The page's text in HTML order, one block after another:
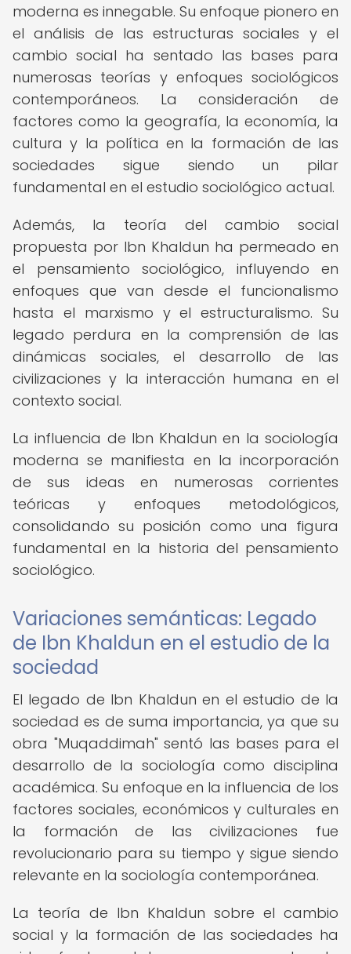
moderna es innegable. Su enfoque pionero en
el análisis de las estructuras sociales y el
cambio social ha sentado las bases para
numerosas teorías y enfoques sociológicos
contemporáneos. La consideración de
factores como la geografía, la economía, la
cultura y la política en la formación de las
sociedades sigue siendo un pilar
fundamental en el estudio sociológico actual.
Además, la teoría del cambio social
propuesta por Ibn Khaldun ha permeado en
el pensamiento sociológico, influyendo en
enfoques que van desde el funcionalismo
hasta el marxismo y el estructuralismo. Su
legado perdura en la comprensión de las
dinámicas sociales, el desarrollo de las
civilizaciones y la interacción humana en el
contexto social.
La influencia de Ibn Khaldun en la sociología
moderna se manifiesta en la incorporación
de sus ideas en numerosas corrientes
teóricas y enfoques metodológicos,
consolidando su posición como una figura
fundamental en la historia del pensamiento
sociológico.
Variaciones semánticas: Legado
de Ibn Khaldun en el estudio de la
sociedad
El legado de Ibn Khaldun en el estudio de la
sociedad es de suma importancia, ya que su
obra "Muqaddimah" sentó las bases para el
desarrollo de la sociología como disciplina
académica. Su enfoque en la influencia de los
factores sociales, económicos y culturales en
la formación de las civilizaciones fue
revolucionario para su tiempo y sigue siendo
relevante en la sociología contemporánea.
La teoría de Ibn Khaldun sobre el cambio
social y la formación de las sociedades ha